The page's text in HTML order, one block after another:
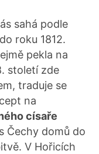
sahá podle
roku 1812.
pekla na
století zde
traduje se
na
císaře
Čechy domů do
V Hořicích